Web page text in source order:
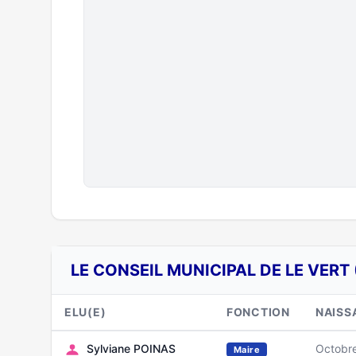
LE CONSEIL MUNICIPAL DE LE
ELU(E) FONCTION
Sylviane POINAS Maire